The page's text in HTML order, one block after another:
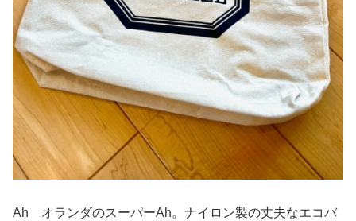
Ah オランダのスーパーAh。ナイロン製の丈夫なエコバ